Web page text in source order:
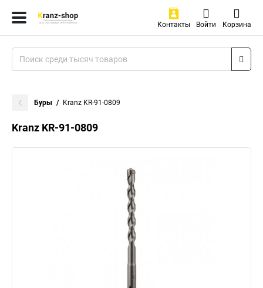
Контакты Войти Корзина
Буры Kranz KR-91-0809
Kranz KR-91-0809